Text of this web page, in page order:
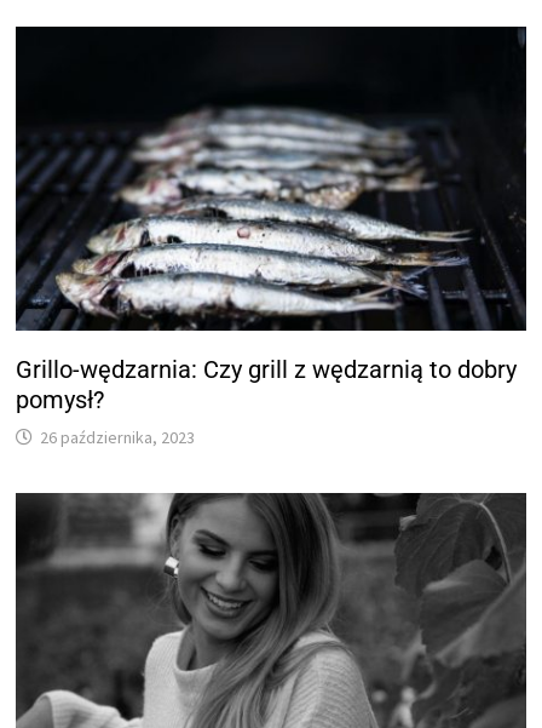
Grillo-wędzarnia: Czy grill z wędzarnią to dobry
pomysł?
26 października, 2023